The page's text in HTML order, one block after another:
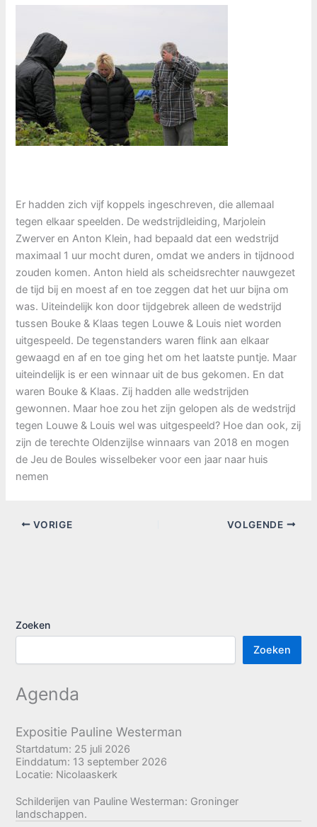
Er hadden zich vijf koppels ingeschreven, die allemaal
tegen elkaar speelden. De wedstrijdleiding, Marjolein
Zwerver en Anton Klein, had bepaald dat een wedstrijd
maximaal 1 uur mocht duren, omdat we anders in tijdnood
zouden komen. Anton hield als scheidsrechter nauwgezet
de tijd bij en moest af en toe zeggen dat het uur bijna om
was. Uiteindelijk kon door tijdgebrek alleen de wedstrijd
tussen Bouke & Klaas tegen Louwe & Louis niet worden
uitgespeeld. De tegenstanders waren flink aan elkaar
gewaagd en af en toe ging het om het laatste puntje. Maar
uiteindelijk is er een winnaar uit de bus gekomen. En dat
waren Bouke & Klaas. Zij hadden alle wedstrijden
gewonnen. Maar hoe zou het zijn gelopen als de wedstrijd
tegen Louwe & Louis wel was uitgespeeld? Hoe dan ook, zij
zijn de terechte Oldenzijlse winnaars van 2018 en mogen
de Jeu de Boules wisselbeker voor een jaar naar huis
nemen
VORIGE VOLGENDE
Zoeken
Zoeken
Agenda
Expositie Pauline Westerman
Startdatum: 25 juli 2026
Einddatum: 13 september 2026
Locatie: Nicolaaskerk
Schilderijen van Pauline Westerman: Groninger
landschappen.